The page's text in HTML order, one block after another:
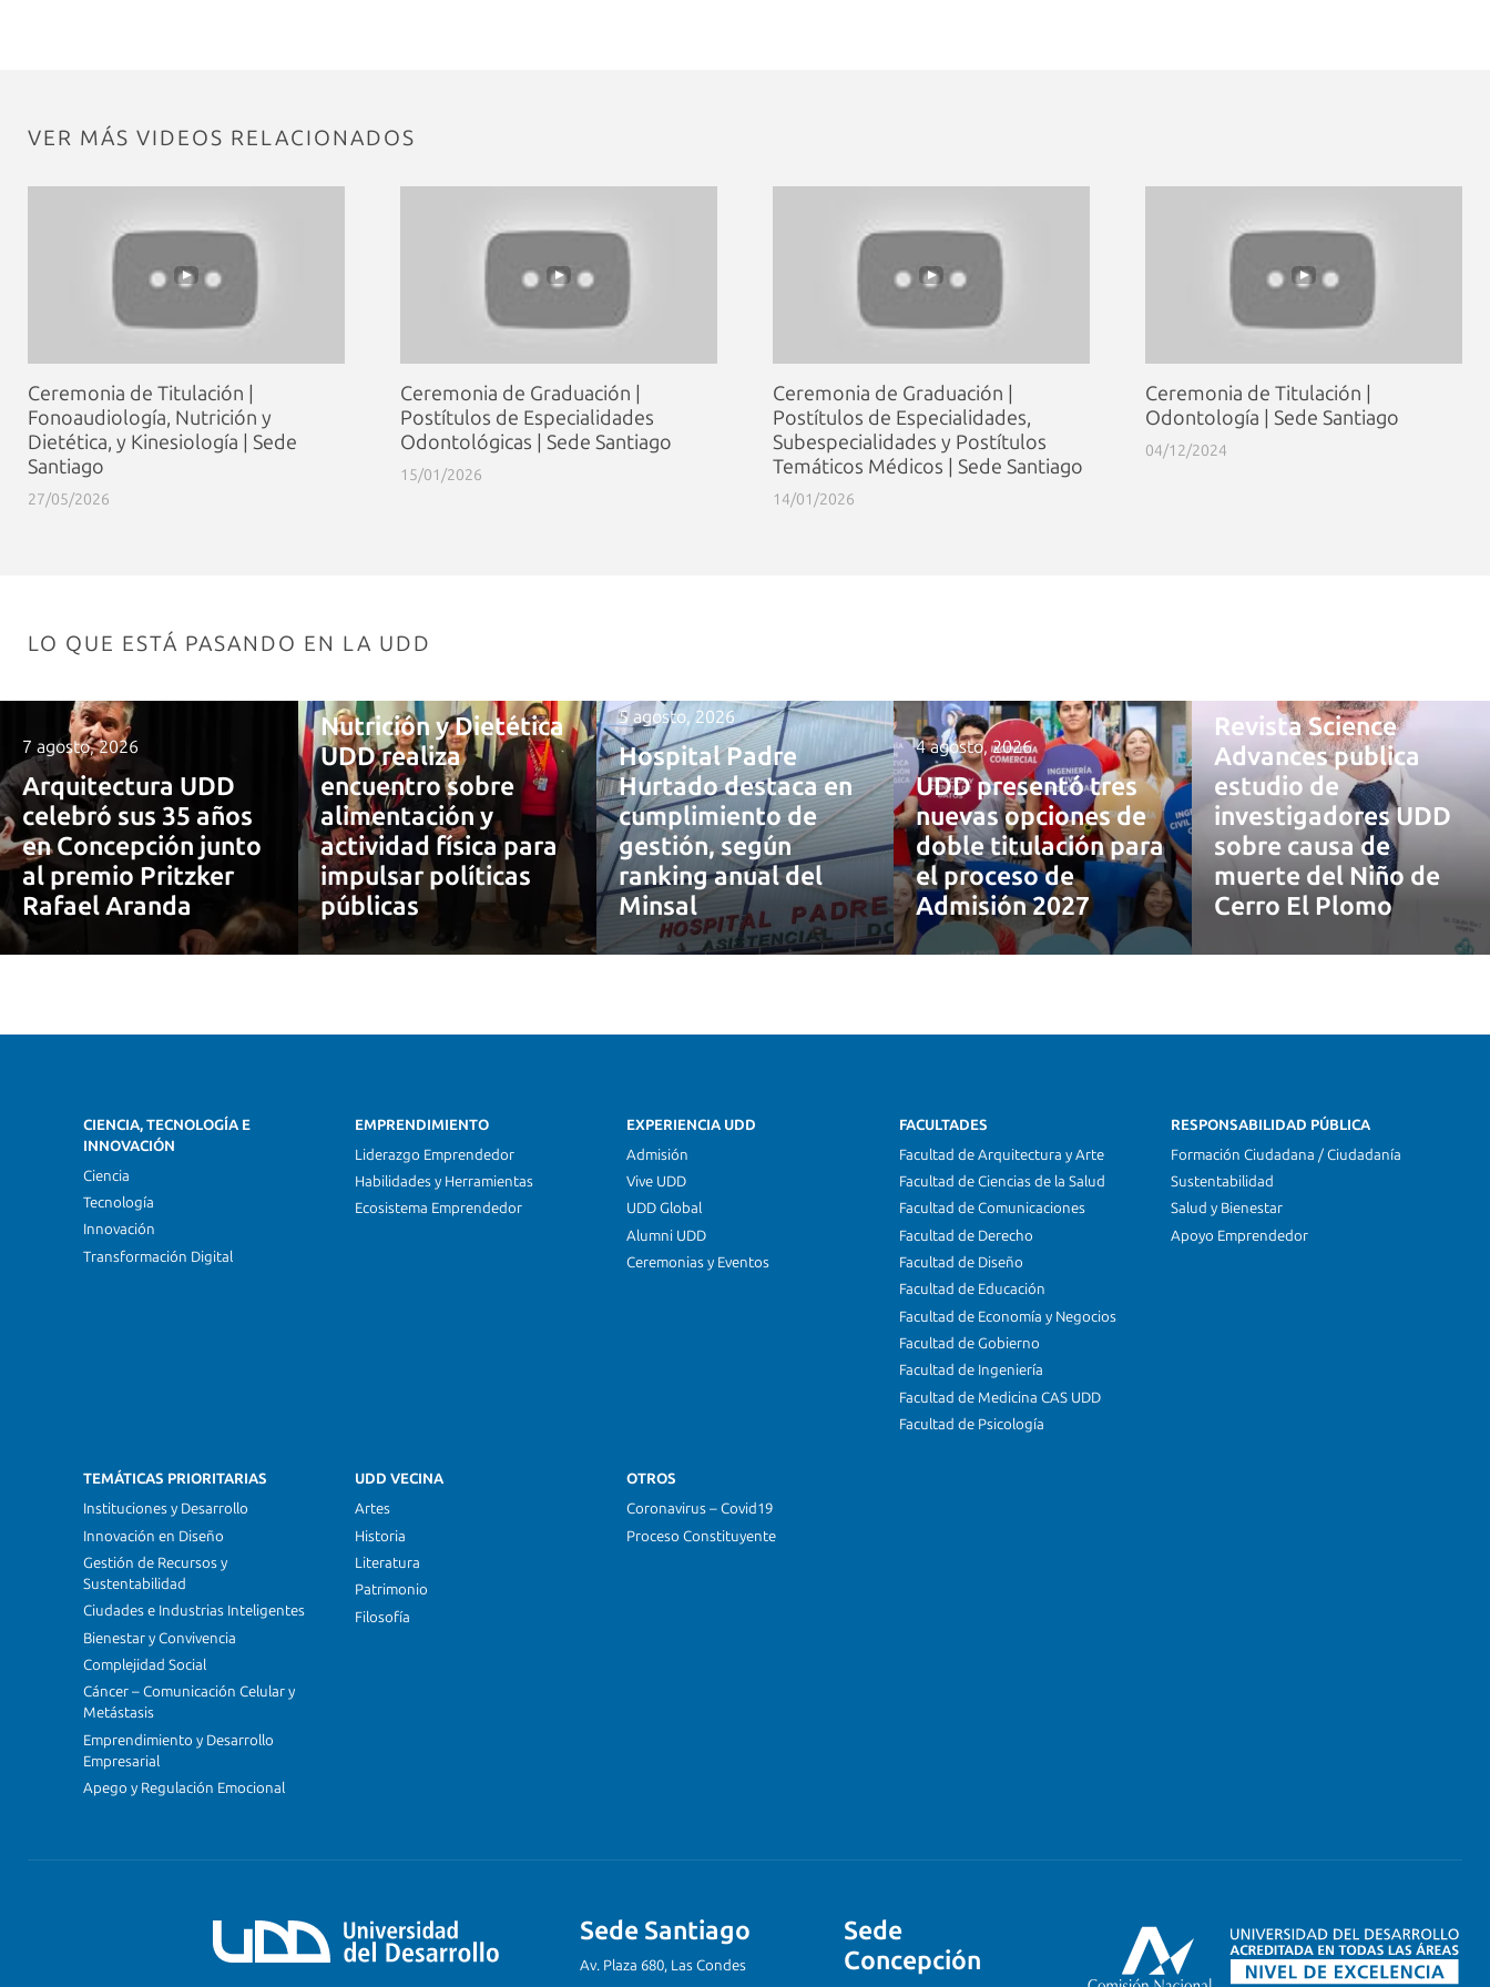
VER MÁS VIDEOS RELACIONADOS
Ceremonia de Titulación |
Fonoaudiología, Nutrición y
Dietética, y Kinesiología | Sede
Santiago
27/05/2026
Ceremonia de Graduación |
Postítulos de Especialidades
Odontológicas | Sede Santiago
15/01/2026
Ceremonia de Graduación |
Postítulos de Especialidades,
Subespecialidades y Postítulos
Temáticos Médicos | Sede Santiago
14/01/2026
Ceremonia de Titulación |
Odontología | Sede Santiago
04/12/2024
LO QUE ESTÁ PASANDO EN LA UDD
7 agosto, 2026
Arquitectura UDD
celebró sus 35 años
en Concepción junto
al premio Pritzker
Rafael Aranda
Nutrición y Dietética
UDD realiza
encuentro sobre
alimentación y
actividad física para
impulsar políticas
públicas
5 agosto, 2026
Hospital Padre
Hurtado destaca en
cumplimiento de
gestión, según
ranking anual del
Minsal
4 agosto, 2026
UDD presentó tres
nuevas opciones de
doble titulación para
el proceso de
Admisión 2027
Revista Science
Advances publica
estudio de
investigadores UDD
sobre causa de
muerte del Niño de
Cerro El Plomo
CIENCIA, TECNOLOGÍA E
INNOVACIÓN
Ciencia
Tecnología
Innovación
Transformación Digital
EMPRENDIMIENTO
Liderazgo Emprendedor
Habilidades y Herramientas
Ecosistema Emprendedor
EXPERIENCIA UDD
Admisión
Vive UDD
UDD Global
Alumni UDD
Ceremonias y Eventos
FACULTADES
Facultad de Arquitectura y Arte
Facultad de Ciencias de la Salud
Facultad de Comunicaciones
Facultad de Derecho
Facultad de Diseño
Facultad de Educación
Facultad de Economía y Negocios
Facultad de Gobierno
Facultad de Ingeniería
Facultad de Medicina CAS UDD
Facultad de Psicología
RESPONSABILIDAD PÚBLICA
Formación Ciudadana / Ciudadanía
Sustentabilidad
Salud y Bienestar
Apoyo Emprendedor
TEMÁTICAS PRIORITARIAS
Instituciones y Desarrollo
Innovación en Diseño
Gestión de Recursos y
Sustentabilidad
Ciudades e Industrias Inteligentes
Bienestar y Convivencia
Complejidad Social
Cáncer – Comunicación Celular y
Metástasis
Emprendimiento y Desarrollo
Empresarial
Apego y Regulación Emocional
UDD VECINA
Artes
Historia
Literatura
Patrimonio
Filosofía
OTROS
Coronavirus – Covid19
Proceso Constituyente
Sede Santiago
Av. Plaza 680, Las Condes
Sede
Concepción